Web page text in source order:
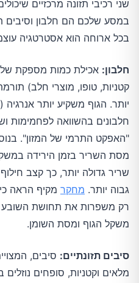
שני רכיבי תזונה מרכזיים
במסע שלכם הם חלבון וסיבים
בכל ארוחה הוא אסטרטגיה
חלבון: אכילת כמות מספקת של
קטניות, טופו, מוצרי חלב)
יותר. הגוף משקיע יותר אנרגיה
חלבונים בהשוואה לפחמימות
"האפקט התרמי של המזון".
מסת השריר בזמן הירידה
שריר גדולה יותר, כך קצב
גבוה יותר. מחקר מקיף הראה
רק משפרות את תחושת
משקל הגוף ומסת השומן.
סיבים תזונתיים: סיבים,
מלאים וקטניות, סופחים